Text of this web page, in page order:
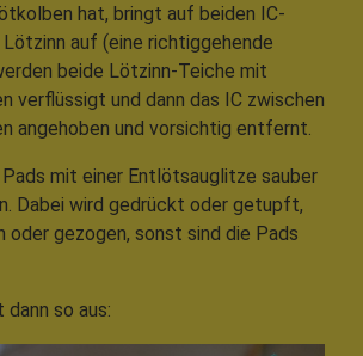
hat, bringt auf beiden IC-
auf (eine richtiggehende
beide Lötzinn-Teiche mit
verflüssigt und dann das IC zwischen
angehoben und vorsichtig entfernt.
Pads mit einer Entlötsauglitze sauber
Dabei wird gedrückt oder getupft,
oder gezogen, sonst sind die Pads
so aus: